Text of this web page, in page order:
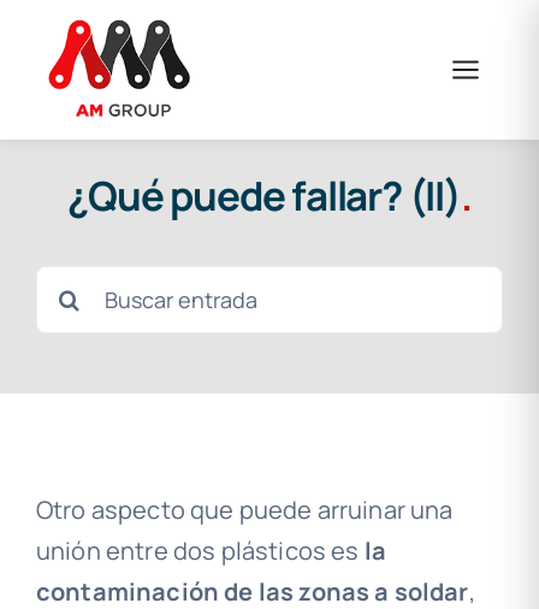
contenido
¿Qué puede fallar? (II).
Buscar:
Otro aspecto que puede arruinar una
unión entre dos plásticos es la
contaminación de las zonas a soldar,